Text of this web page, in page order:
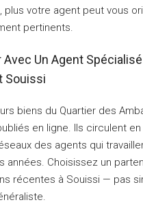
plus votre agent peut vous
pertinents.
Avec Un Agent
Souissi
biens du Quartier des
en ligne. Ils circulent
des agents qui
années. Choisissez un
récentes à Souissi — pas